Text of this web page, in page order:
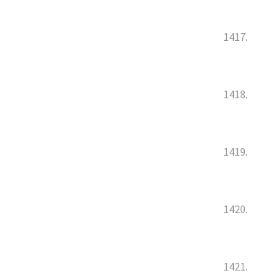
1417.
1418.
1419.
1420.
1421.